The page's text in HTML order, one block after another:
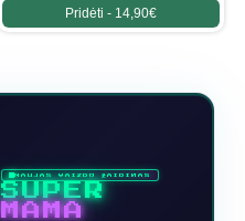
Pridėti - 14,90€
NAUJAS VAIZDO ŽAIDIMAS
SUPER
MAMA